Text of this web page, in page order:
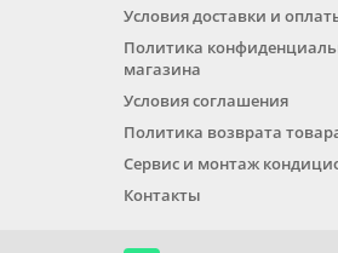
Условия доставки и
Политика
магазина
Условия соглашения
Политика возврата
Сервис и монтаж
Контакты